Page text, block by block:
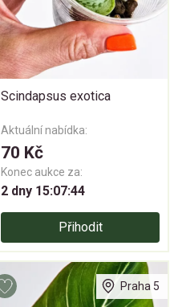
Scindapsus exotica
Aktuální nabídka:
70 Kč
Konec aukce za:
2 dny 15:07:43
Přihodit
Praha 5